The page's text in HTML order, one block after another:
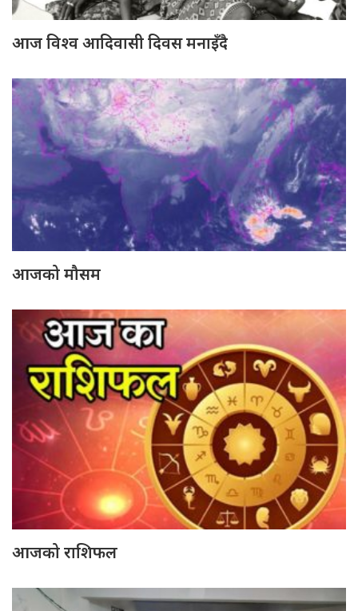
आज विश्व आदिवासी दिवस मनाइँदै
आजको मौसम
आजको राशिफल